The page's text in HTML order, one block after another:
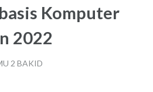
Komputer
2022
2 BAKID